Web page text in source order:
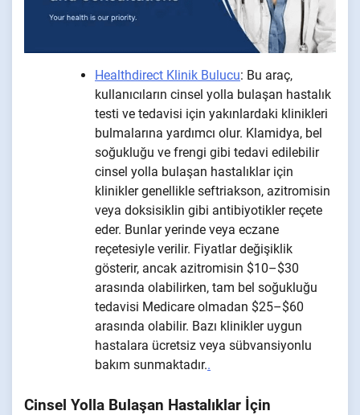
Healthdirect Klinik Bulucu: Bu araç,
kullanıcıların cinsel yolla bulaşan hastalık
testi ve tedavisi için yakınlardaki klinikleri
bulmalarına yardımcı olur. Klamidya, bel
soğukluğu ve frengi gibi tedavi edilebilir
cinsel yolla bulaşan hastalıklar için
klinikler genellikle seftriakson, azitromisin
veya doksisiklin gibi antibiyotikler reçete
eder. Bunlar yerinde veya eczane
reçetesiyle verilir. Fiyatlar değişiklik
gösterir, ancak azitromisin $10–$30
arasında olabilirken, tam bel soğukluğu
tedavisi Medicare olmadan $25–$60
arasında olabilir. Bazı klinikler uygun
hastalara ücretsiz veya sübvansiyonlu
bakım sunmaktadır..
Cinsel Yolla Bulaşan Hastalıklar İçin